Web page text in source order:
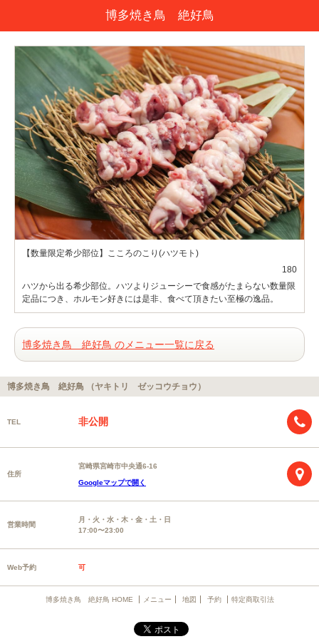
博多焼き鳥 絶好鳥
【数量限定希少部位】こころのこり(ハツモト)
180
ハツから出る希少部位。ハツよりジューシーで食感がたまらない数量限
定品につき、ホルモン好きには是非、食べて頂きたい至極の逸品。
博多焼き鳥 絶好鳥 のメニュー一覧に戻る
博多焼き鳥 絶好鳥 （ヤキトリ ゼッコウチョウ）
TEL 非公開
住所
宮崎県宮崎市中央通6-16
Googleマップで開く
営業時間
月・火・水・木・金・土・日
17:00〜23:00
Web予約 可
博多焼き鳥 絶好鳥 HOME メニュー 地図 予約 特定商取引法